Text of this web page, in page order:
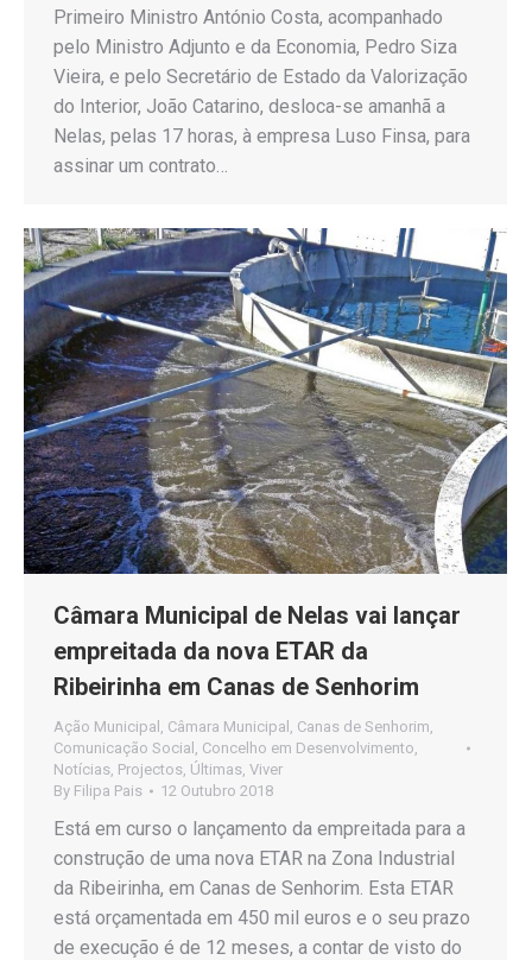
Primeiro Ministro António Costa, acompanhado
pelo Ministro Adjunto e da Economia, Pedro Siza
Vieira, e pelo Secretário de Estado da Valorização
do Interior, João Catarino, desloca-se amanhã a
Nelas, pelas 17 horas, à empresa Luso Finsa, para
assinar um contrato…
Câmara Municipal de Nelas vai lançar
empreitada da nova ETAR da
Ribeirinha em Canas de Senhorim
Ação Municipal Câmara Municipal Canas de Senhorim
Comunicação Social Concelho em Desenvolvimento
Notícias Projectos Últimas Viver
By Filipa Pais 12 Outubro 2018
Está em curso o lançamento da empreitada para a
construção de uma nova ETAR na Zona Industrial
da Ribeirinha, em Canas de Senhorim. Esta ETAR
está orçamentada em 450 mil euros e o seu prazo
de execução é de 12 meses, a contar de visto do